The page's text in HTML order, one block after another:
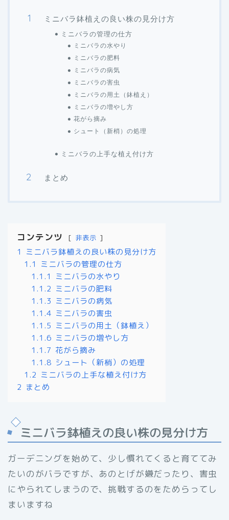
ミニバラ鉢植えの良い株の見分け方
ミニバラの管理の仕方
ミニバラの水やり
ミニバラの肥料
ミニバラの病気
ミニバラの害虫
ミニバラの用土（鉢植え）
ミニバラの増やし方
花がら摘み
シュート（新梢）の処理
ミニバラの上手な植え付け方
まとめ
コンテンツ 非表示
1
ミニバラ鉢植えの良い株の見分け方
1.1
ミニバラの管理の仕方
1.1.1
ミニバラの水やり
1.1.2 ミニバラの肥料
1.1.3 ミニバラの病気
1.1.4 ミニバラの害虫
1.1.5 ミニバラの用土（鉢植え）
1.1.6 ミニバラの増やし方
1.1.7 花がら摘み
1.1.8 シュート（新梢）の処理
1.2 ミニバラの上手な植え付け方
2 まとめ
ミニバラ鉢植えの良い株の見分け方
ガーデニングを始めて、少し慣れてくると育ててみ
たいのがバラですが、あのとげが嫌だったり、害虫
にやられてしまうので、挑戦するのをためらってし
まいますね